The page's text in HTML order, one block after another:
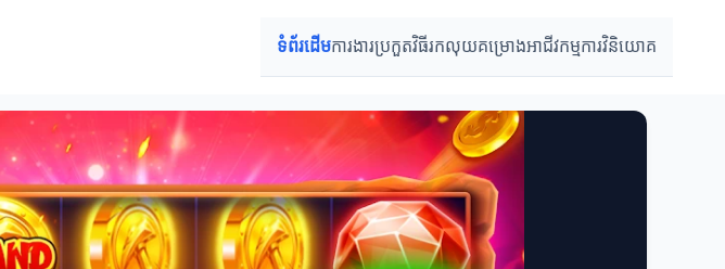
ទំព័រដើមការងារប្រកួតវិធីរកលុយគម្រោងអាជីវកម្មការវិនិយោគ